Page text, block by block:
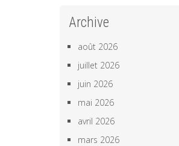
Archive
août 2026
juillet 2026
juin 2026
mai 2026
avril 2026
mars 2026